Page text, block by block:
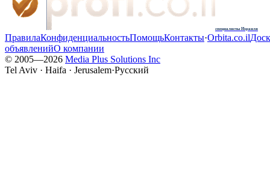
специалисты Израиля
ПравилаКонфиденциальностьПомощьКонтакты·Orbita.co.il
объявленийО компании
© 2005—2026 Media Plus Solutions Inc
Tel Aviv · Haifa · Jerusalem·Русский